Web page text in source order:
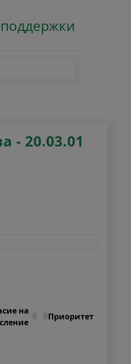
- 20.03.01
на
Приоритет